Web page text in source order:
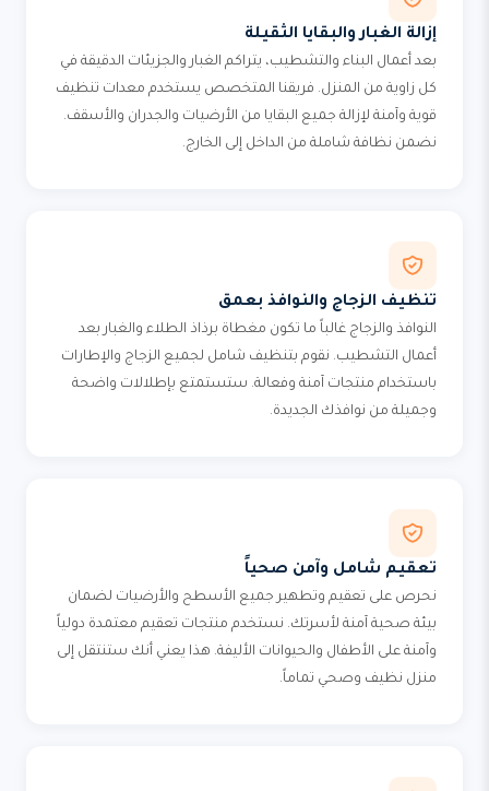
إزالة الغبار والبقايا الثقيلة
بعد أعمال البناء والتشطيب، يتراكم الغبار والجزيئات الدقيقة في
كل زاوية من المنزل. فريقنا المتخصص يستخدم معدات تنظيف
قوية وآمنة لإزالة جميع البقايا من الأرضيات والجدران والأسقف.
نضمن نظافة شاملة من الداخل إلى الخارج.
تنظيف الزجاج والنوافذ بعمق
النوافذ والزجاج غالباً ما تكون مغطاة برذاذ الطلاء والغبار بعد
أعمال التشطيب. نقوم بتنظيف شامل لجميع الزجاج والإطارات
باستخدام منتجات آمنة وفعالة. ستستمتع بإطلالات واضحة
وجميلة من نوافذك الجديدة.
تعقيم شامل وآمن صحياً
نحرص على تعقيم وتطهير جميع الأسطح والأرضيات لضمان
بيئة صحية آمنة لأسرتك. نستخدم منتجات تعقيم معتمدة دولياً
وآمنة على الأطفال والحيوانات الأليفة. هذا يعني أنك ستنتقل إلى
منزل نظيف وصحي تماماً.